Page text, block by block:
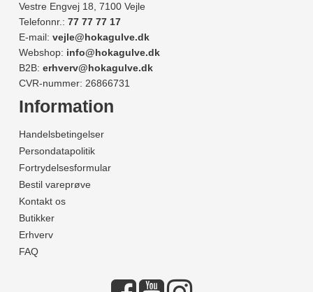
Vestre Engvej 18, 7100 Vejle
Telefonnr.: 77 77 77 17
E-mail: vejle@hokagulve.dk
Webshop: info@hokagulve.dk
B2B: erhverv@hokagulve.dk
CVR-nummer: 26866731
Information
Handelsbetingelser
Persondatapolitik
Fortrydelsesformular
Bestil vareprøve
Kontakt os
Butikker
Erhverv
FAQ